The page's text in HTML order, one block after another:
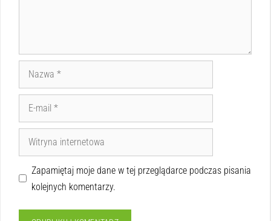
Zapamiętaj moje dane w tej przeglądarce podczas pisania
kolejnych komentarzy.